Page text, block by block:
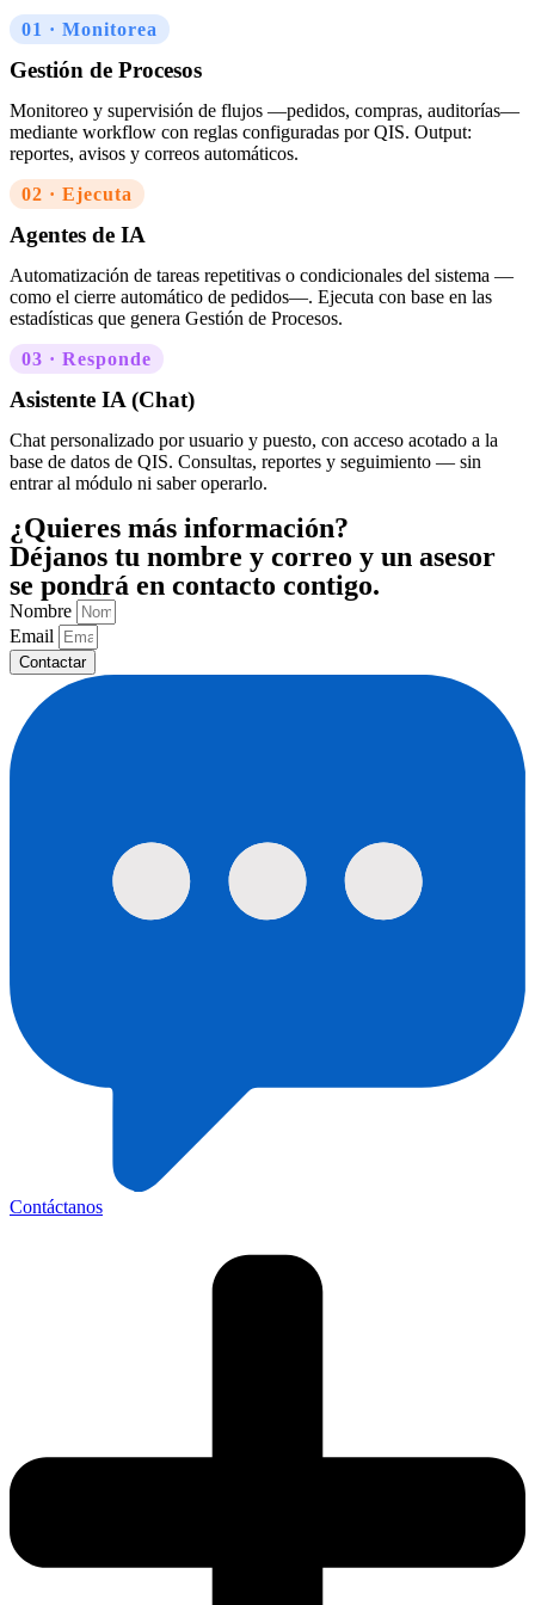
01 · Monitorea
Gestión de Procesos
Monitoreo y supervisión de flujos —pedidos, compras, auditorías—
mediante workflow con reglas configuradas por QIS. Output:
reportes, avisos y correos automáticos.
02 · Ejecuta
Agentes de IA
Automatización de tareas repetitivas o condicionales del sistema —
como el cierre automático de pedidos—. Ejecuta con base en las
estadísticas que genera Gestión de Procesos.
03 · Responde
Asistente IA (Chat)
Chat personalizado por usuario y puesto, con acceso acotado a la
base de datos de QIS. Consultas, reportes y seguimiento — sin
entrar al módulo ni saber operarlo.
¿Quieres más información?
Déjanos tu nombre y correo y un asesor
se pondrá en contacto contigo.
Nombre
Email
Contactar
Contáctanos